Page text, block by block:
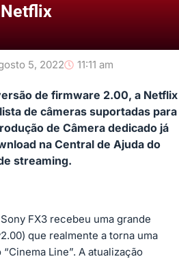
Netflix
5, 2022 11:11 am
de firmware 2.00, a Netflix
de câmeras suportadas para
de Câmera dedicado já
na Central de Ajuda do
streaming.
FX3 recebeu uma grande
que realmente a torna uma
Line”. A atualização